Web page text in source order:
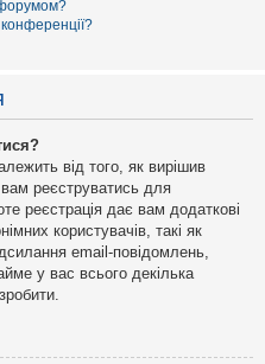
від того, як вирішив
реєструватись для
реєстрація дає вам додаткові
користувачів, такі як
email-повідомлень,
у вас всього декілька